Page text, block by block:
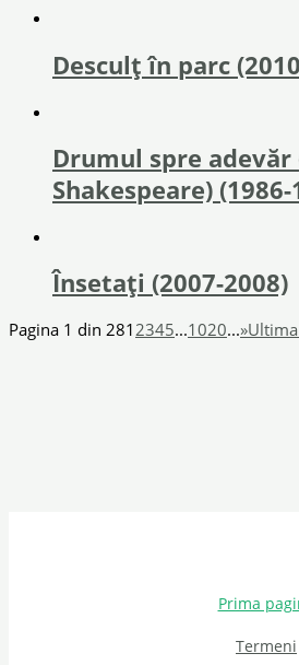
Desculț în parc
Drumul spre
Shakespeare) (1986-
Însetați (2007-2008)
Pagina 1 din 2812345...1020...»
Prima
Termeni